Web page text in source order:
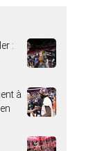
:
à